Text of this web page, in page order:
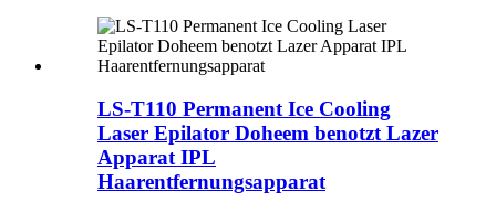
LS-T110 Permanent Ice Cooling
Laser Epilator Doheem benotzt Lazer
Apparat IPL
Haarentfernungsapparat